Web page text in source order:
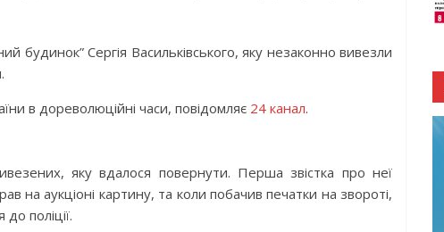
будинок” Сергія Васильківського, яку незаконно вивезли
в дореволюційні часи, повідомляє 24 канал.
яку вдалося повернути. Перша звістка про неї
на аукціоні картину, та коли побачив печатки на звороті,
поліції.